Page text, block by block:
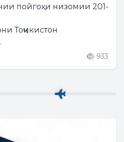
пойгоҳи низомии 201-
Тоҷикистон
933